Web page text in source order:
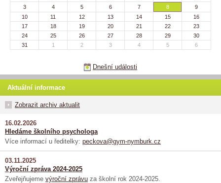
3
4 5 6 7 8
9
10
11 12 13 14 15
16
17
18 19 20 21 22
23
24
25 26 27 28 29
30
31
1 2 3 4 5 6
Dnešní události
Aktuální informace
Zobrazit archiv aktualit
16.02.2026
Hledáme školního psychologa
Více informací u ředitelky: peckova@gym-nymburk.cz
03.11.2025
Výroční zpráva 2024-2025
Zveřejňujeme výroční zprávu za školní rok 2024-2025.